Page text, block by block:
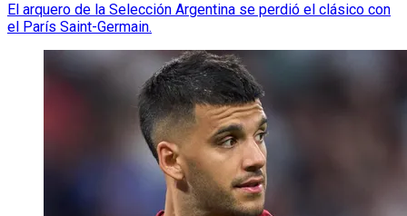
El arquero de la Selección Argentina se perdió el clásico con
el París Saint-Germain.